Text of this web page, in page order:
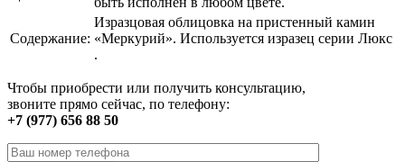
Содержание:
Изразцовая облицовка на пристенный камин
«Меркурий». Используется изразец серии Люкс
.
Чтобы приобрести или получить консультацию,
звоните прямо сейчас, по телефону:
+7 (977) 656 88 50